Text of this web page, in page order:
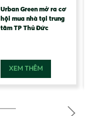
Urban Green mở ra cơ
hội mua nhà tại trung
tâm TP Thủ Đức
XEM THÊM